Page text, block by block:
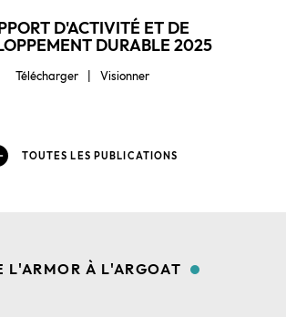
D'ACTIVITÉ ET DE
DURABLE 2025
Télécharger Visionner
TOUTES LES PUBLICATIONS
L'ARMOR À L'ARGOAT